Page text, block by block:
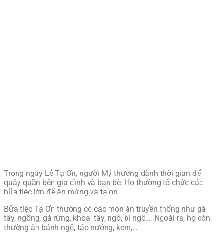
Trong ngày Lễ Tạ Ơn, người Mỹ thường dành thời gian để
quây quần bên gia đình và bạn bè. Họ thường tổ chức các
bữa tiệc lớn để ăn mừng và tạ ơn.
Bữa tiệc Tạ Ơn thường có các món ăn truyền thống như gà
tây, ngỗng, gà rừng, khoai tây, ngô, bí ngô,… Ngoài ra, họ còn
thường ăn bánh ngô, táo nướng, kem,…